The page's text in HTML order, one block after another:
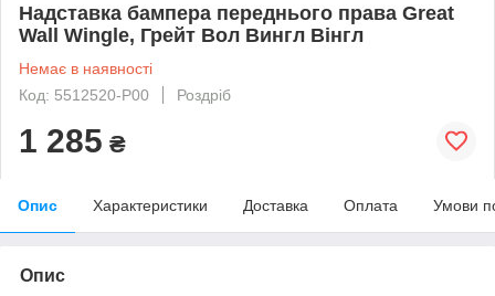
Надставка бампера переднього права Great
Wall Wingle, Грейт Вол Вингл Вінгл
Немає в наявності
Код: 5512520-P00
Роздріб
1 285 ₴
Опис Характеристики Доставка Оплата Умови
Опис